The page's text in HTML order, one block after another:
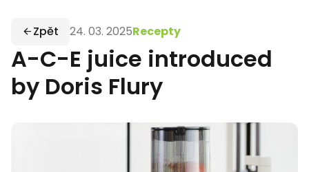
Zpět 24. 03. 2025Recepty
A-C-E juice introduced
by Doris Flury